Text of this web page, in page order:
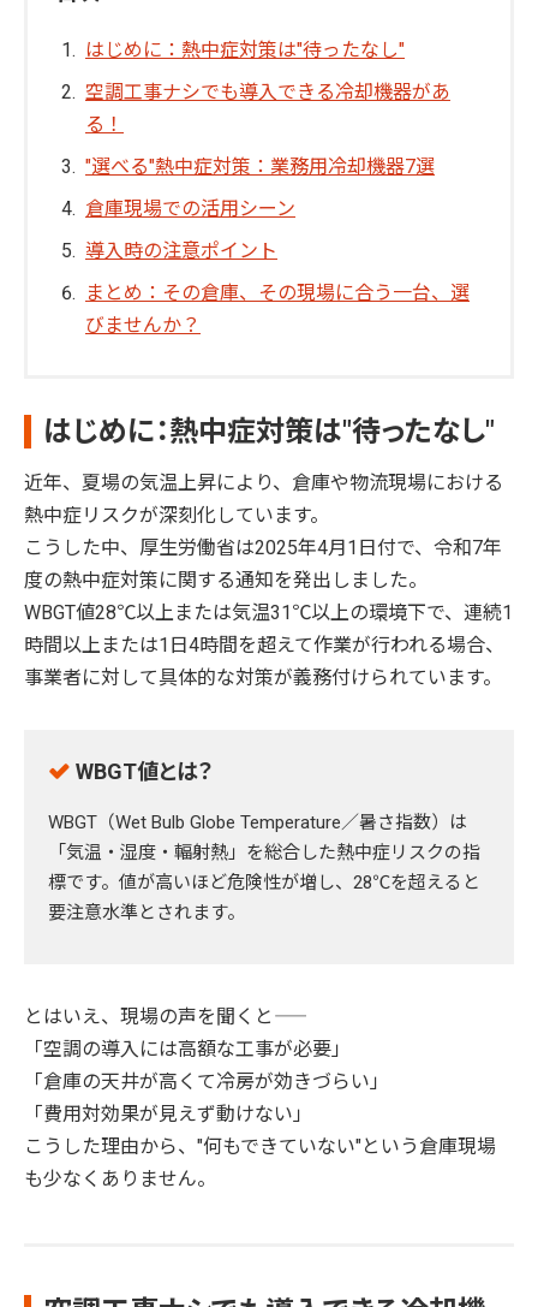
はじめに：熱中症対策は"待ったなし"
空調工事ナシでも導入できる冷却機器があ
る！
"選べる"熱中症対策：業務用冷却機器7選
倉庫現場での活用シーン
導入時の注意ポイント
まとめ：その倉庫、その現場に合う一台、選
びませんか？
はじめに：熱中症対策は"待ったなし"
近年、夏場の気温上昇により、倉庫や物流現場における
熱中症リスクが深刻化しています。
こうした中、厚生労働省は2025年4月1日付で、令和7年
度の熱中症対策に関する通知を発出しました。
WBGT値28℃以上または気温31℃以上の環境下で、連続1
時間以上または1日4時間を超えて作業が行われる場合、
事業者に対して具体的な対策が義務付けられています。
WBGT値とは？
WBGT（Wet Bulb Globe Temperature／暑さ指数）は
「気温・湿度・輻射熱」を総合した熱中症リスクの指
標です。値が高いほど危険性が増し、28℃を超えると
要注意水準とされます。
とはいえ、現場の声を聞くと――
「空調の導入には高額な工事が必要」
「倉庫の天井が高くて冷房が効きづらい」
「費用対効果が見えず動けない」
こうした理由から、"何もできていない"という倉庫現場
も少なくありません。